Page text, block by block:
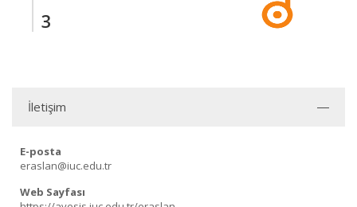
3
İletişim
E-posta
eraslan@iuc.edu.tr
Web Sayfası